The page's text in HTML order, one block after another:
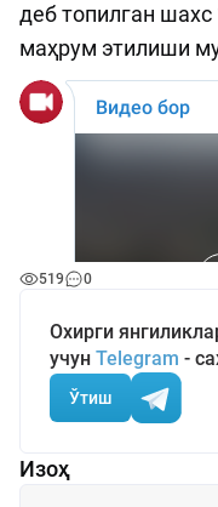
деб топилган
маҳрум этилиши
519 0
Охирги
учун Telegram -
Ўтиш
Изоҳ